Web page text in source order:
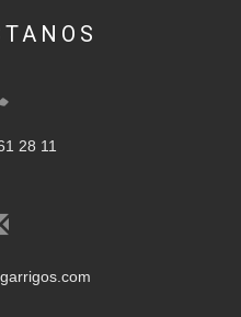
28 11